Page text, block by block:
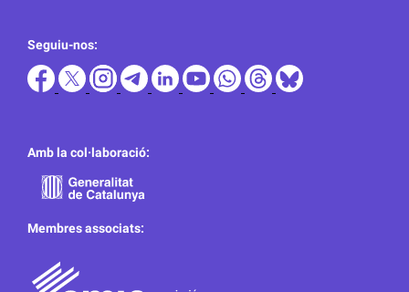
Seguiu-nos:
Amb la col·laboració:
Membres associats: